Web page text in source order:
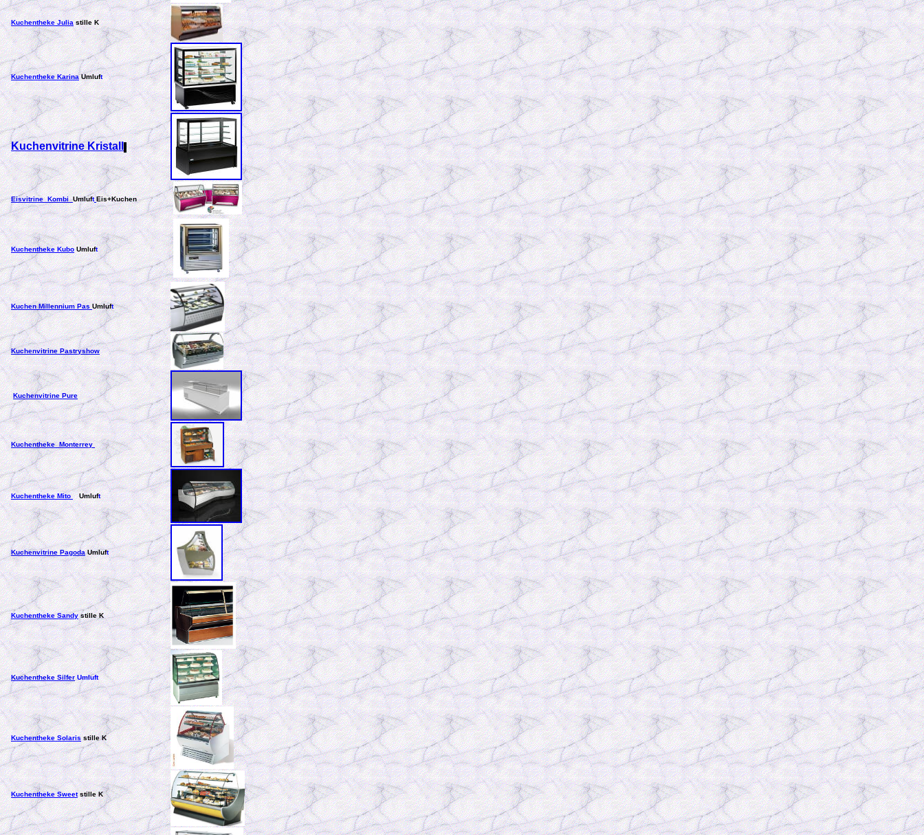
Kuchentheke Julia stille K
Kuchentheke Karina Umluft
Kuchenvitrine Kristall
Eisvitrine KombiUmluft Eis+Kuchen
Kuchentheke Kubo Umluft
KuchenMillennium PasUmluft
Kuchenvitrine Pastryshow
Kuchenvitrine Pure
Kuchentheke Monterrey
Kuchentheke MitoUmluft
Kuchenvitrine Pagoda Umluft
Kuchentheke Sandy stille K
Kuchentheke Silfer Umluft
Kuchentheke Solaris stille K
Kuchentheke Sweet stille K